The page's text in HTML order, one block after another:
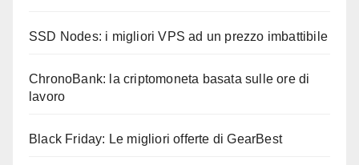
SSD Nodes: i migliori VPS ad un prezzo imbattibile
ChronoBank: la criptomoneta basata sulle ore di
lavoro
Black Friday: Le migliori offerte di GearBest